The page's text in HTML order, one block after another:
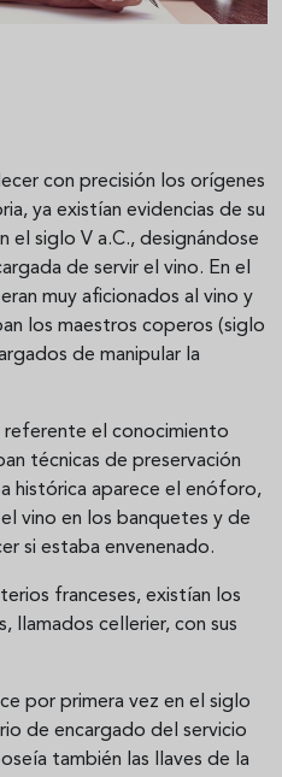
con precisión los orígenes
ya existían evidencias de su
el siglo V a.C., designándose
de servir el vino. En el
muy aficionados al vino y
los maestros coperos (siglo
de manipular la
el conocimiento
técnicas de preservación
histórica aparece el enóforo,
vino en los banquetes y de
si estaba envenenado.
franceses, existían los
llamados cellerier, con sus
por primera vez en el siglo
de encargado del servicio
también las llaves de la